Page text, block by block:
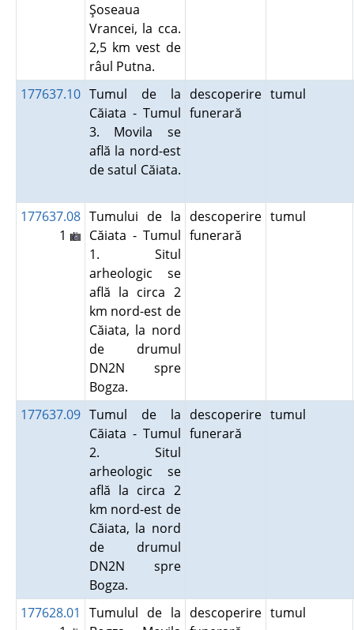
Şoseaua
Vrancei, la cca.
2,5 km vest de
râul Putna.
177637.10 Tumul de la
Căiata - Tumul
3. Movila se
află la nord-est
de satul Căiata.
descoperire
funerară
tumul
177637.08
1
Tumului de la
Căiata - Tumul
1. Situl
arheologic se
află la circa 2
km nord-est de
Căiata, la nord
de drumul
DN2N spre
Bogza.
descoperire
funerară
tumul
177637.09 Tumul de la
Căiata - Tumul
2. Situl
arheologic se
află la circa 2
km nord-est de
Căiata, la nord
de drumul
DN2N spre
Bogza.
descoperire
funerară
tumul
177628.01
Tumulul de la descoperire tumul